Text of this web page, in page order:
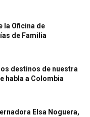
la Oficina de
de Familia
destinos de nuestra
habla a Colombia
Elsa Noguera,